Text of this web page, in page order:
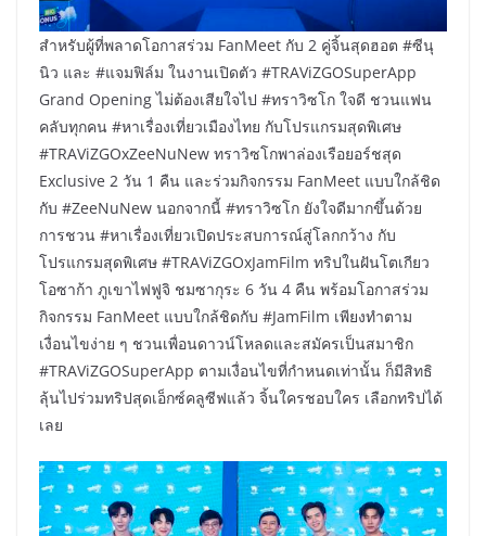
สำหรับผู้ที่พลาดโอกาสร่วม FanMeet กับ 2 คู่จิ้นสุดฮอต #ซีนุ
นิว และ #แจมฟิล์ม ในงานเปิดตัว #TRAViZGOSuperApp
Grand Opening ไม่ต้องเสียใจไป #ทราวิซโก ใจดี ชวนแฟน
คลับทุกคน #หาเรื่องเที่ยวเมืองไทย กับโปรแกรมสุดพิเศษ
#TRAViZGOxZeeNuNew ทราวิซโกพาล่องเรือยอร์ชสุด
Exclusive 2 วัน 1 คืน และร่วมกิจกรรม FanMeet แบบใกล้ชิด
กับ #ZeeNuNew นอกจากนี้ #ทราวิซโก ยังใจดีมากขึ้นด้วย
การชวน #หาเรื่องเที่ยวเปิดประสบการณ์สู่โลกกว้าง กับ
โปรแกรมสุดพิเศษ #TRAViZGOxJamFilm ทริปในฝันโตเกียว
โอซาก้า ภูเขาไฟฟูจิ ชมซากุระ 6 วัน 4 คืน พร้อมโอกาสร่วม
กิจกรรม FanMeet แบบใกล้ชิดกับ #JamFilm เพียงทำตาม
เงื่อนไขง่าย ๆ ชวนเพื่อนดาวน์โหลดและสมัครเป็นสมาชิก
#TRAViZGOSuperApp ตามเงื่อนไขที่กำหนดเท่านั้น ก็มีสิทธิ
ลุ้นไปร่วมทริปสุดเอ็กซ์คลูซีฟแล้ว จิ้นใครชอบใคร เลือกทริปได้
เลย